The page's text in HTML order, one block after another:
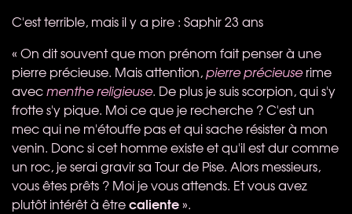
C'est terrible, mais il y a pire : Saphir 23 ans
« On dit souvent que mon prénom fait penser à une
pierre précieuse. Mais attention,pierre précieuserime
avecmenthe religieuse. De plus je suis scorpion, qui s'y
frotte s'y pique. Moi ce que je recherche ? C'est un
mec qui ne m'étouffe pas et qui sache résister à mon
venin. Donc si cet homme existe et qu'il est dur comme
un roc, je serai gravir sa Tour de Pise. Alors messieurs,
vous êtes prêts ? Moi je vous attends. Et vous avez
plutôt intérêt à êtrecaliente».